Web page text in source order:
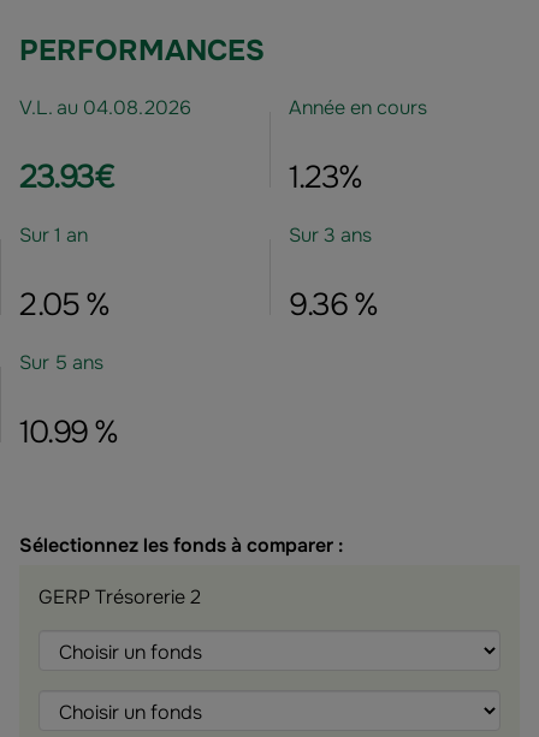
PERFORMANCES
V.L. au 04.08.2026
23.93€
Année en cours
1.23%
Sur 1 an
2.05 %
Sur 3 ans
9.36 %
Sur 5 ans
10.99 %
Sélectionnez les fonds à comparer :
GERP Trésorerie 2